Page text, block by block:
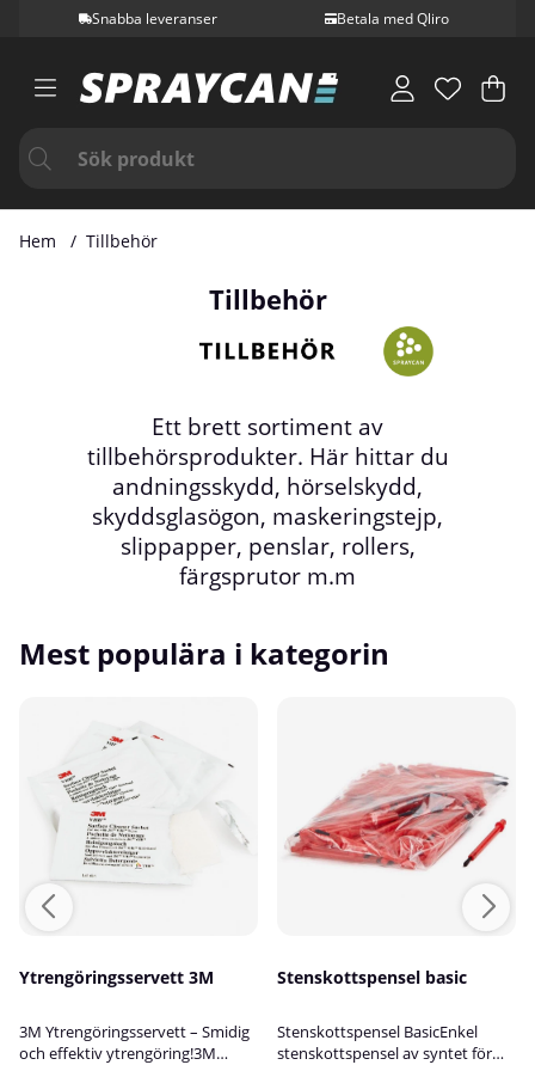
Snabba leveranser Betala med Qliro
.
Hem Tillbehör
Tillbehör
Ett brett sortiment av
tillbehörsprodukter. Här hittar du
andningsskydd, hörselskydd,
skyddsglasögon, maskeringstejp,
slippapper, penslar, rollers,
färgsprutor m.m
Mest populära i kategorin
Ytrengöringsservett 3M
3M Ytrengöringsservett – Smidig
och effektiv ytrengöring!3M
Stenskottspensel basic
Stenskottspensel BasicEnkel
stenskottspensel av syntet för